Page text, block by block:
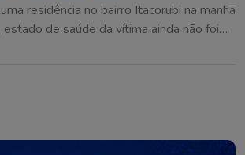
residência no bairro Itacorubi na manhã
de saúde da vítima ainda não foi